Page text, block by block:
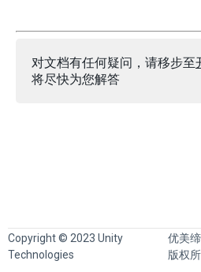
对文档有任何疑问，请移步至
将尽快为您解答
Copyright © 2023 Unity
Technologies
优美
版权